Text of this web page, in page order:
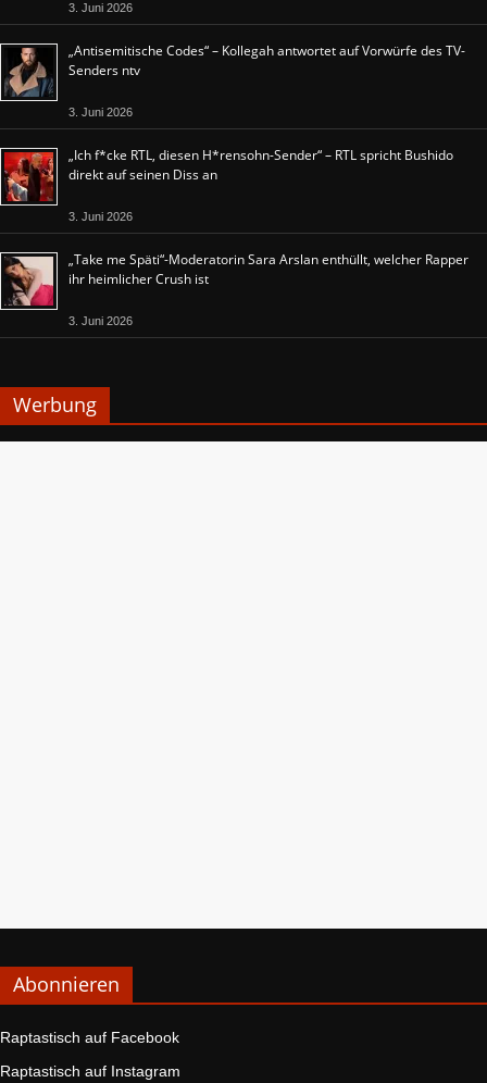
3. Juni 2026
„Antisemitische Codes“ – Kollegah antwortet auf Vorwürfe des TV-
Senders ntv
3. Juni 2026
„Ich f*cke RTL, diesen H*rensohn-Sender“ – RTL spricht Bushido
direkt auf seinen Diss an
3. Juni 2026
„Take me Späti“-Moderatorin Sara Arslan enthüllt, welcher Rapper
ihr heimlicher Crush ist
3. Juni 2026
Werbung
Abonnieren
Raptastisch auf Facebook
Raptastisch auf Instagram